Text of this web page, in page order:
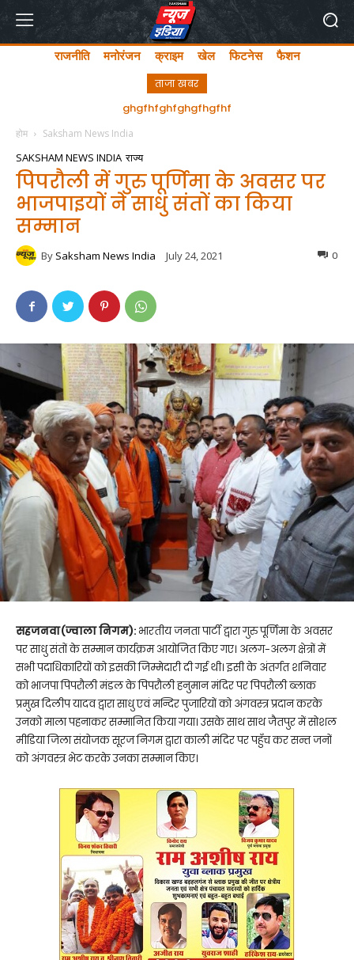
राजनीति मनोरंजन क्राइम खेल फिटनेस फैशन
ताजा खबर
अयोध्या में लता मंगेशकर चौक का सीएम योगी ने किया उद्घाटन
होम Saksham News India
SAKSHAM NEWS INDIA राज्य
पिपरौली में गुरु पूर्णिमा के अवसर पर
भाजपाइयों ने साधु संतों का किया
सम्मान
By Saksham News India July 24, 2021 0
सहजनवा(ज्वाला निगम): भारतीय जनता पार्टी द्वारा गुरु पूर्णिमा के अवसर
पर साधु संतों के सम्मान कार्यक्रम आयोजित किए गए। अलग-अलग क्षेत्रों में
सभी पदाधिकारियों को इसकी जिम्मेदारी दी गई थी। इसी के अंतर्गत शनिवार
को भाजपा पिपरौली मंडल के पिपरौली हनुमान मंदिर पर पिपरौली ब्लाक
प्रमुख दिलीप यादव द्वारा साधु एवं मन्दिर पुजारियों को अंगवस्त्र प्रदान करके
उनको माला पहनाकर सम्मानित किया गया। उसके साथ साथ जैतपुर में सोशल
मीडिया जिला संयोजक सूरज निगम द्वारा काली मंदिर पर पहुँच कर सन्त जनों
को अंगवस्त्र भेट करके उनका सम्मान किए।